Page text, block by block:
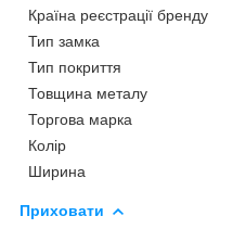
Країна реєстрації бренду
Тип замка
Тип покриття
Товщина металу
Торгова марка
Колір
Ширина
Приховати